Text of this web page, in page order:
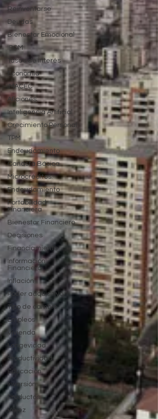
Reinventarse
Deudas
Bienestar Emocional
IPOM
Tasas de interés
Economia
IMACEC
Aficiones.
Inteligencia Artificial
Crecimiento Personal
TPM
Endeudamiento
Canasta Básica.
Microcréditos.
Endeudamiento
Portabilidad
Financiera
Bienestar Financiero
Decisiones
Financiamiento
Información
Financiera
Inflación
Poder adquisitivo.
Tipo de cambio
Empleos
Vivienda
Longevidad
Productividad
Educación
Inversión
Productos
Vejez